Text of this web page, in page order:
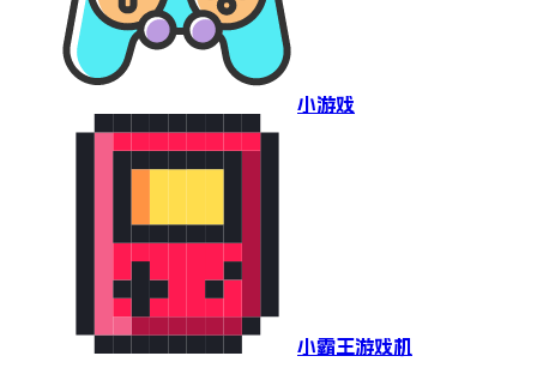
小游戏
小霸王游戏机